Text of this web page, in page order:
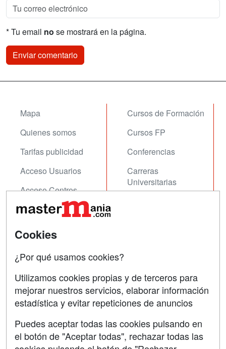
* Tu email no se mostrará en la página.
Mapa
Quienes somos
Tarifas publicidad
Acceso Usuarios
Acceso Centros
Cursos de Formación
Cursos FP
Conferencias
Carreras
Universitarias
Contactar
Copyleft
Grupo formazion:
Cookies
¿Por qué usamos cookies?
Utilizamos cookies propias y de terceros para
mejorar nuestros servicios, elaborar información
estadística y evitar repeticiones de anuncios
Puedes aceptar todas las cookies pulsando en
el botón de "Aceptar todas", rechazar todas las